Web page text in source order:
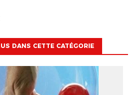
DANS CETTE CATÉGORIE